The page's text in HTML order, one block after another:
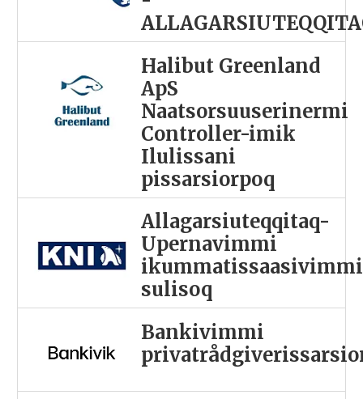
Halibut Greenland
ApS
Naatsorsuuserinermi
Controller-imik
Ilulissani
pissarsiorpoq
Allagarsiuteqqitaq-
Upernavimmi
ikummatissaasivimmi
sulisoq
Bankivimmi